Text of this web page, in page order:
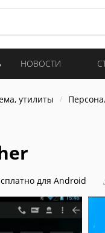
НОВОСТИ
утилиты
для Android